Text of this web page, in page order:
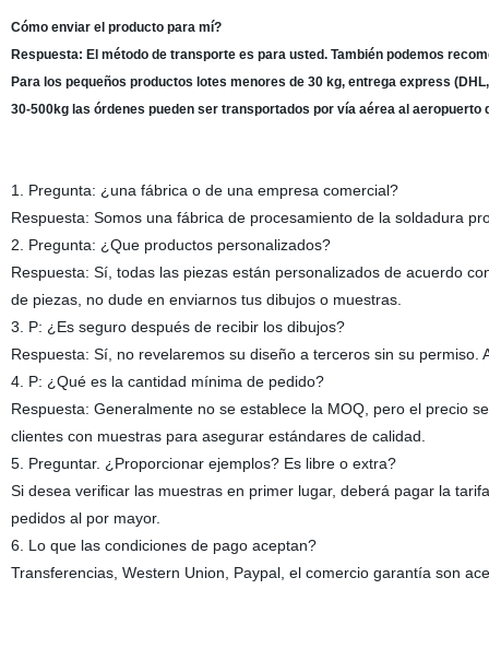
Cómo enviar el producto para mí?
Respuesta: El método de transporte es para usted. También podemos
Para los pequeños productos lotes menores de 30 kg, entrega express
30-500kg las órdenes pueden ser transportados por vía aérea al
1. Pregunta: ¿una fábrica o de una empresa comercial?
Respuesta: Somos una fábrica de procesamiento de la soldadura
2. Pregunta: ¿Que productos personalizados?
Respuesta: Sí, todas las piezas están personalizados de acuerdo
de piezas, no dude en enviarnos tus dibujos o muestras.
3. P: ¿Es seguro después de recibir los dibujos?
Respuesta: Sí, no revelaremos su diseño a terceros sin su
4. P: ¿Qué es la cantidad mínima de pedido?
Respuesta: Generalmente no se establece la MOQ, pero el precio
clientes con muestras para asegurar estándares de calidad.
5. Preguntar. ¿Proporcionar ejemplos? Es libre o extra?
Si desea verificar las muestras en primer lugar, deberá pagar la
pedidos al por mayor.
6. Lo que las condiciones de pago aceptan?
Transferencias, Western Union, Paypal, el comercio garantía son